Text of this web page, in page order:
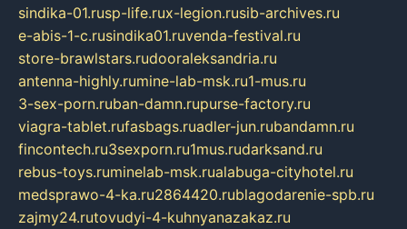
sindika-01.rusp-life.rux-legion.rusib-archives.ru
e-abis-1-c.rusindika01.ruvenda-festival.ru
store-brawlstars.rudooraleksandria.ru
antenna-highly.rumine-lab-msk.ru1-mus.ru
3-sex-porn.ruban-damn.rupurse-factory.ru
viagra-tablet.rufasbags.ruadler-jun.rubandamn.ru
fincontech.ru3sexporn.ru1mus.rudarksand.ru
rebus-toys.ruminelab-msk.rualabuga-cityhotel.ru
medsprawo-4-ka.ru2864420.rublagodarenie-spb.ru
zajmy24.rutovudyi-4-kuhnyanazakaz.ru